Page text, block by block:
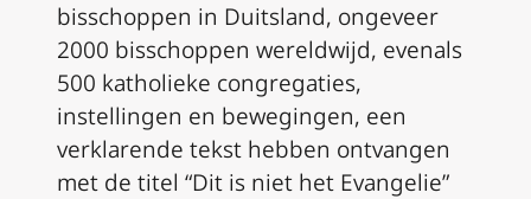
bisschoppen in Duitsland, ongeveer
2000 bisschoppen wereldwijd, evenals
500 katholieke congregaties,
instellingen en bewegingen, een
verklarende tekst hebben ontvangen
met de titel “Dit is niet het Evangelie”